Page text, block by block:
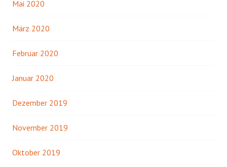
Mai 2020
März 2020
Februar 2020
Januar 2020
Dezember 2019
November 2019
Oktober 2019